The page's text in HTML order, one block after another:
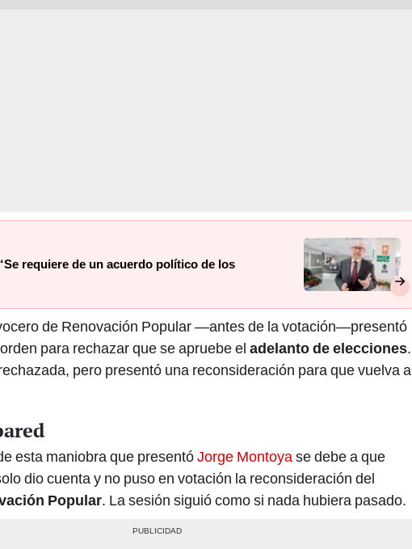
requiere de un acuerdo político de los
de Renovación Popular —antes de la votación—presentó
para rechazar que se apruebe el adelanto de elecciones.
pero presentó una reconsideración para que vuelva a
esta maniobra que presentóJorge Montoyase debe a que
dio cuenta y no puso en votación la reconsideración del
Popular. La sesión siguió como si nada hubiera pasado.